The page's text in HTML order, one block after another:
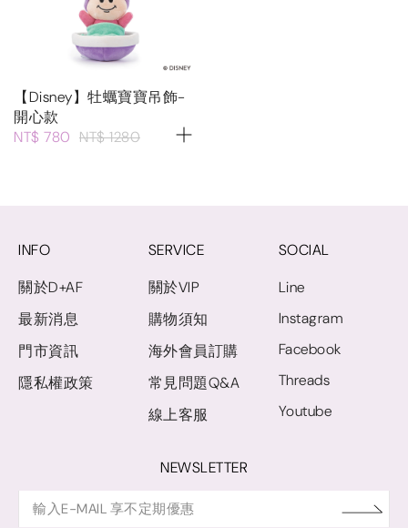
【Disney】牡蠣寶寶吊飾-
開心款
NT$ 780 NT$ 1280
INFO
關於D+AF
最新消息
門市資訊
隱私權政策
SERVICE
關於VIP
購物須知
海外會員訂購
常見問題Q&A
線上客服
SOCIAL
Line
Instagram
Facebook
Threads
Youtube
NEWSLETTER